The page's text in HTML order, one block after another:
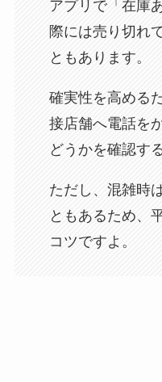
アプリで「在庫
際には売り切れ
ともあります。
確実性を高める
接店舗へ電話を
どうかを確認す
ただし、混雑時
ともあるため、
コツですよ。